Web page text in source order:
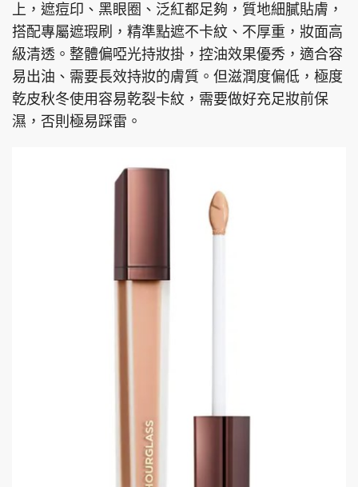
上，遮痘印、黑眼圈、泛紅都足夠，質地細膩貼膚，
搭配專屬遮瑕刷，精準點遮不卡紋、不厚重，妝面高
級清透。整體偏啞光持妝掛，控油效果優秀，適合容
易出油、需要長效持妝的膚質。但滋潤度偏低，極度
乾皮秋冬使用容易乾裂卡紋，需要做好充足妝前保
濕，否則極易踩雷。